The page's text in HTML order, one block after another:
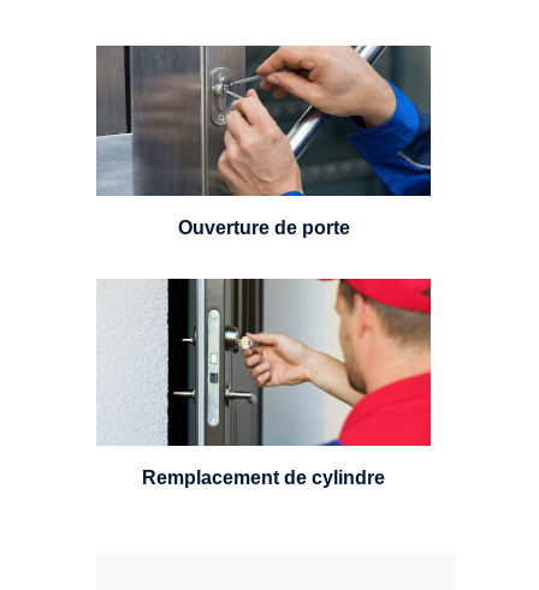
Vous avez perdu vos clés ou la
porte s'est refermée derrière vous
? Un serrurier est disponible
24h/7.
Ouverture de porte
Un serrurier sera en mesure de
choisir et remplacer un cylindre
standard, à 5 leviers ou à 3
leviers, Mul-T-Lock ou encore
multipoints.
Remplacement de cylindre